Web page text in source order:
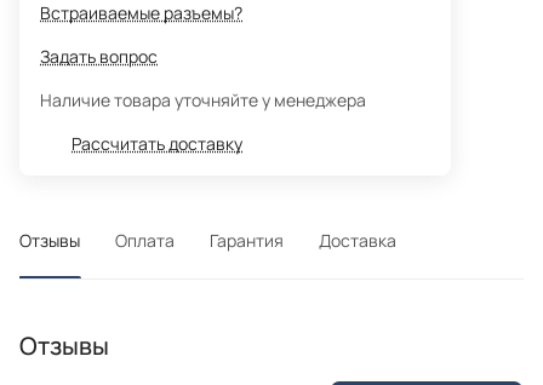
Встраиваемые разъемы?
Задать вопрос
Наличие товара уточняйте у менеджера
Рассчитать доставку
Отзывы Оплата Гарантия Доставка
Отзывы